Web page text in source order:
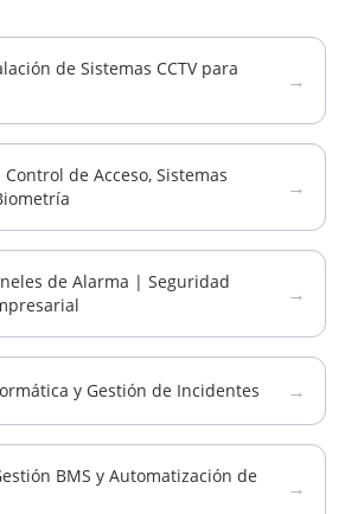
de Sistemas CCTV para
→
de Acceso, Sistemas
→
de Alarma | Seguridad
→
y Gestión de Incidentes →
BMS y Automatización de
→